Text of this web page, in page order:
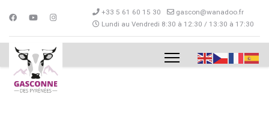
+33 5 61 60 15 30
gascon@wanadoo.fr
Lundi au Vendredi 8:30 à 12:30 / 13:30 à 17:30